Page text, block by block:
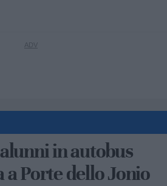
in autobus
a Porte dello Jonio